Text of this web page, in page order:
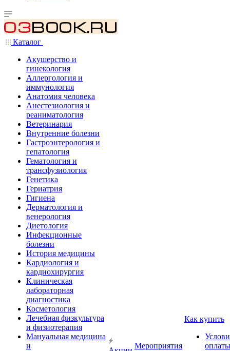
Каталог
Акушерство и
гинекология
Аллергология и
иммунология
Анатомия человека
Анестезиология и
реаниматология
Ветеринария
Внутренние болезни
Гастроэнтерология и
гепатология
Гематология и
трансфузиология
Генетика
Гериатрия
Гигиена
Дерматология и
венерология
Диетология
Инфекционные
болезни
История медицины
Кардиология и
кардиохирургия
Клиническая
лабораторная
диагностика
Косметология
Лечебная физкультура
и физиотерапия
Мануальная медицина
и
Мероприятия
Как купить
оплаты